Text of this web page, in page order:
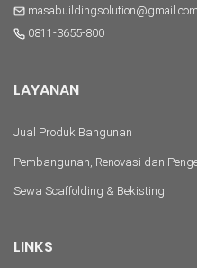
masabuildingsolution@gmail.com
0811-3655-800
LAYANAN
Jual Produk Bangunan
Pembangunan, Renovasi dan
Sewa Scaffolding & Bekisting
LINKS